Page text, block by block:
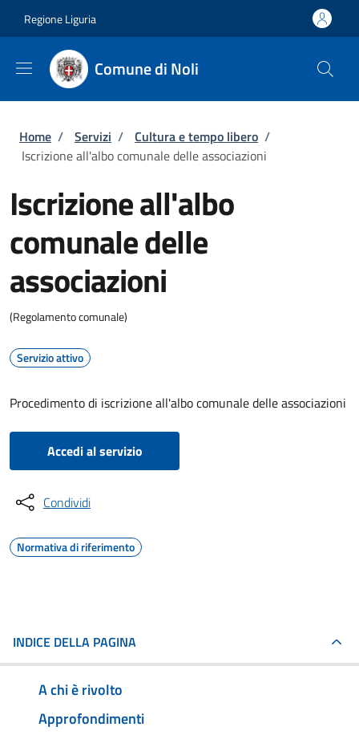
Regione Liguria
Comune di Noli
Briciole di pane
Home / Servizi / Cultura e tempo libero /
Iscrizione all'albo comunale delle associazioni
Iscrizione all'albo
comunale delle
associazioni
(Regolamento comunale)
Servizio attivo
Procedimento di iscrizione all'albo comunale delle associazioni
Accedi al servizio
Condividi
Normativa di riferimento
INDICE DELLA PAGINA
A chi è rivolto
Approfondimenti